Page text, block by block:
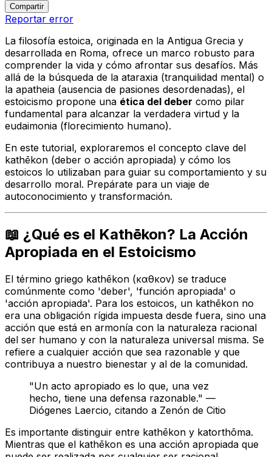
Compartir
Reportar error
La filosofía estoica, originada en la Antigua Grecia y
desarrollada en Roma, ofrece un marco robusto para
comprender la vida y cómo afrontar sus desafíos. Más
allá de la búsqueda de la ataraxia (tranquilidad mental) o
la apatheia (ausencia de pasiones desordenadas), el
estoicismo propone una ética del deber como pilar
fundamental para alcanzar la verdadera virtud y la
eudaimonia (florecimiento humano).
En este tutorial, exploraremos el concepto clave del
kathēkon (deber o acción apropiada) y cómo los
estoicos lo utilizaban para guiar su comportamiento y su
desarrollo moral. Prepárate para un viaje de
autoconocimiento y transformación.
📖 ¿Qué es el Kathēkon? La Acción
Apropiada en el Estoicismo
El término griego kathēkon (καθῆκον) se traduce
comúnmente como 'deber', 'función apropiada' o
'acción apropiada'. Para los estoicos, un kathēkon no
era una obligación rígida impuesta desde fuera, sino una
acción que está en armonía con la naturaleza racional
del ser humano y con la naturaleza universal misma. Se
refiere a cualquier acción que sea razonable y que
contribuya a nuestro bienestar y al de la comunidad.
"Un acto apropiado es lo que, una vez
hecho, tiene una defensa razonable." —
Diógenes Laercio, citando a Zenón de Citio
Es importante distinguir entre kathēkon y katorthōma.
Mientras que el kathēkon es una acción apropiada que